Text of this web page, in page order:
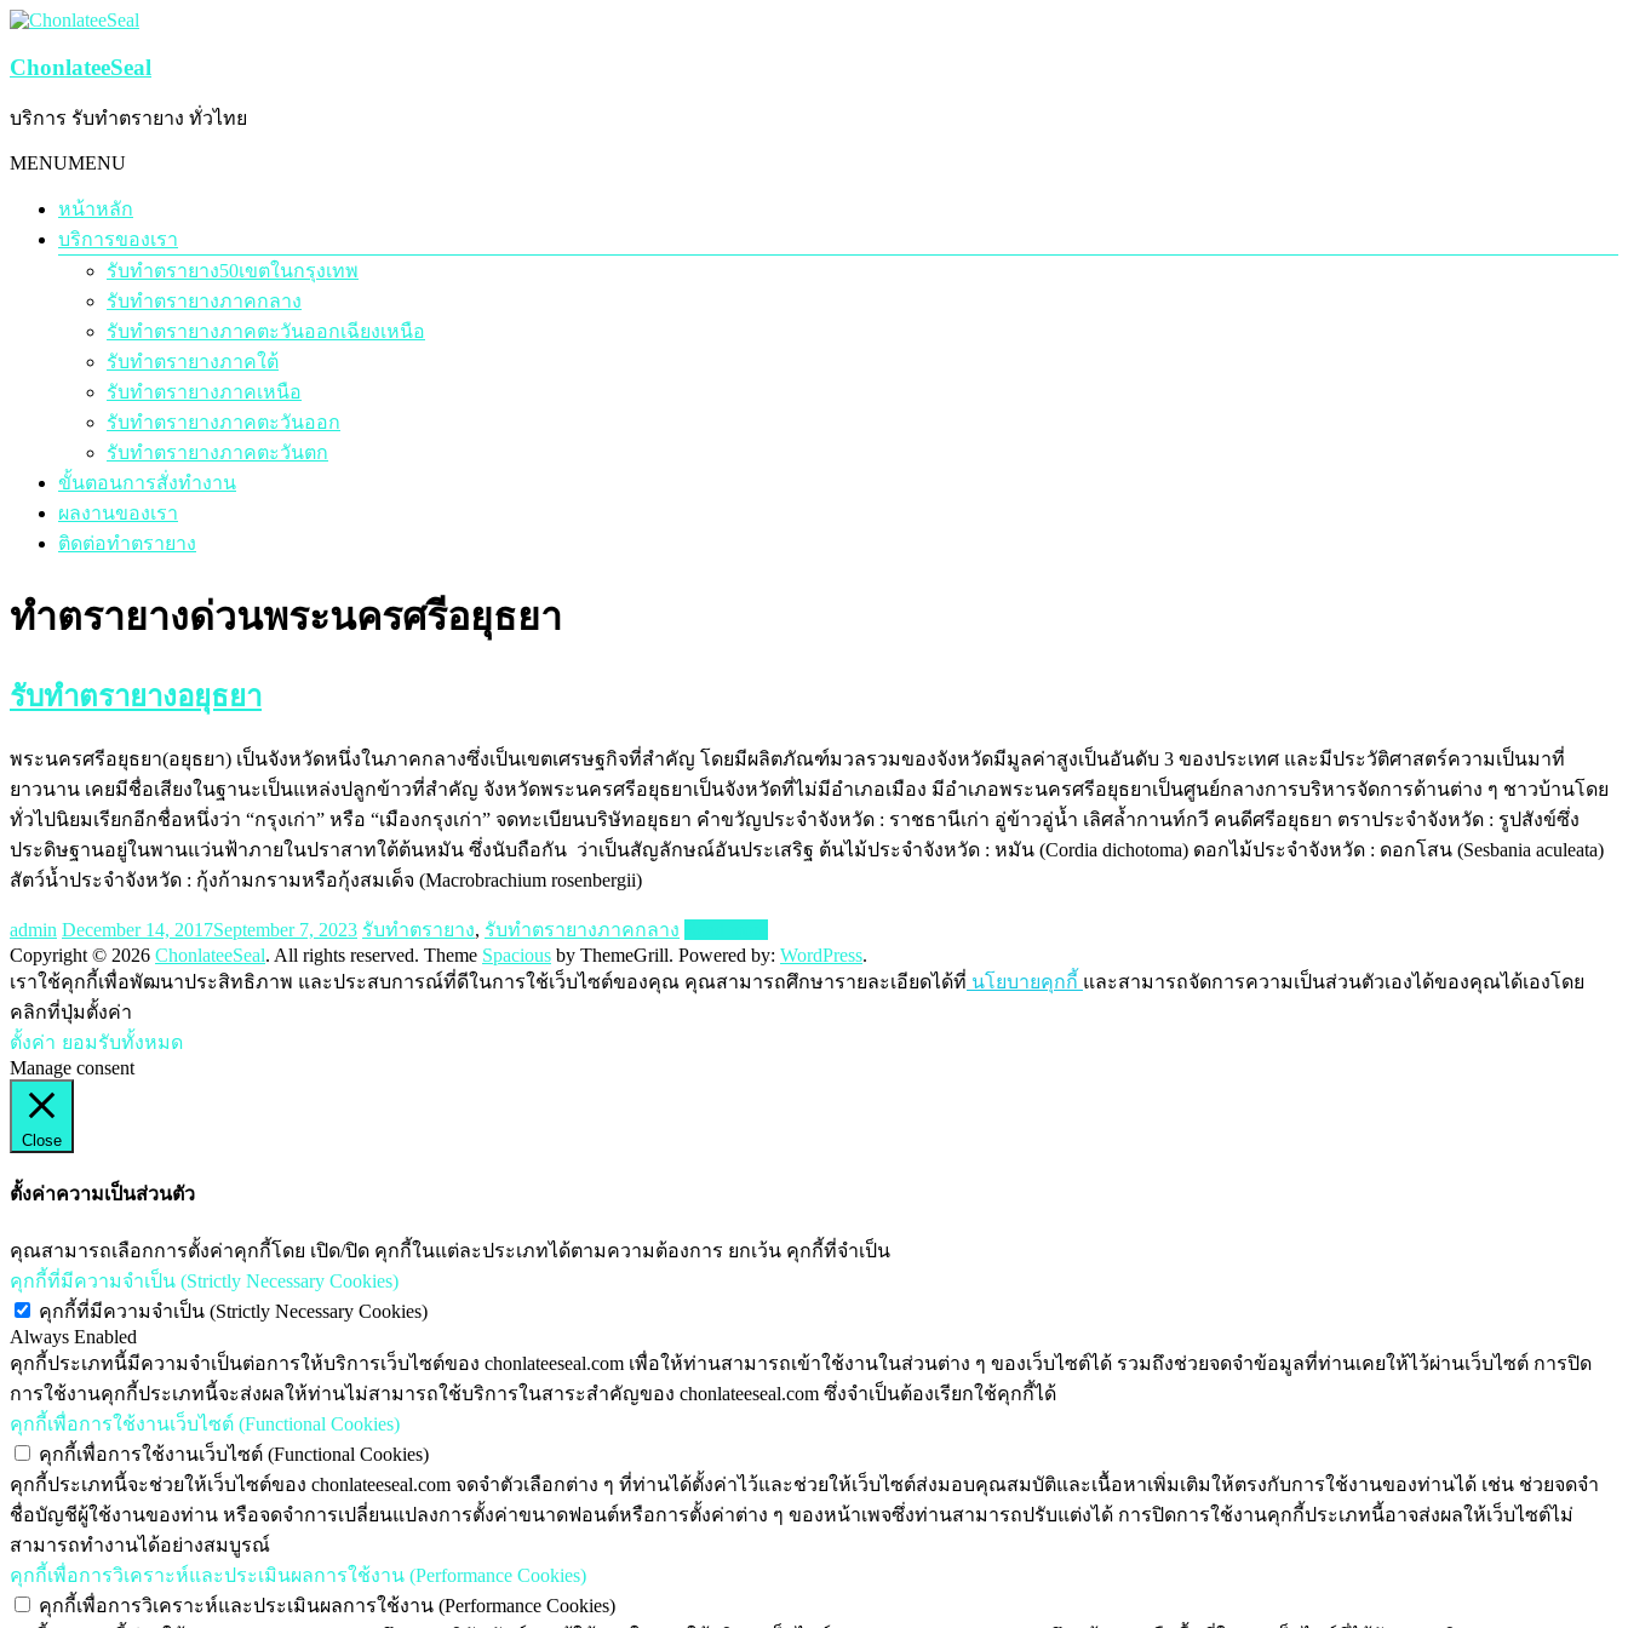
Skip
content
ChonlateeSeal
บริการ รับทำตรายาง ทั่วไทย
Menu
MENUMENU
หน้าหลัก
บริการของเรา
รับทำตรายาง50เขตในกรุงเทพ
รับทำตรายางภาคกลาง
รับทำตรายางภาคตะวันออกเฉียงเหนือ
รับทำตรายางภาคใต้
รับทำตรายางภาคเหนือ
รับทำตรายางภาคตะวันออก
รับทำตรายางภาคตะวันตก
ขั้นตอนการสั่งทำงาน
ผลงานของเรา
ติดต่อทำตรายาง
ทำตรายางด่วนพระนครศรีอยุธยา
รับทำตรายางอยุธยา
พระนครศรีอยุธยา(อยุธยา) เป็นจังหวัดหนึ่งในภาคกลางซึ่งเป็นเขตเศรษฐกิจที่สำคัญ โดยมีผลิตภัณฑ์มวลรวมของจังหวัดมีมูลค่าสูงเป็นอันดับ 3 ของประเทศ และมีประวัติศาสตร์ความเป็นมาที่
ยาวนาน เคยมีชื่อเสียงในฐานะเป็นแหล่งปลูกข้าวที่สำคัญ จังหวัดพระนครศรีอยุธยาเป็นจังหวัดที่ไม่มีอำเภอเมือง มีอำเภอพระนครศรีอยุธยาเป็นศูนย์กลางการบริหารจัดการด้านต่าง ๆ ชาวบ้านโดย
ทั่วไปนิยมเรียกอีกชื่อหนึ่งว่า “กรุงเก่า” หรือ “เมืองกรุงเก่า” จดทะเบียนบริษัทอยุธยา คำขวัญประจำจังหวัด : ราชธานีเก่า อู่ข้าวอู่น้ำ เลิศล้ำกานท์กวี คนดีศรีอยุธยา ตราประจำจังหวัด : รูปสังข์ซึ่ง
ประดิษฐานอยู่ในพานแว่นฟ้าภายในปราสาทใต้ต้นหมัน ซึ่งนับถือกัน ว่าเป็นสัญลักษณ์อันประเสริฐ ต้นไม้ประจำจังหวัด : หมัน (Cordia dichotoma) ดอกไม้ประจำจังหวัด : ดอกโสน (Sesbania aculeata)
สัตว์น้ำประจำจังหวัด : กุ้งก้ามกรามหรือกุ้งสมเด็จ (Macrobrachium rosenbergii)
admin December 14, 2017September 7, 2023 รับทำตรายาง, รับทำตรายางภาคกลาง
Copyright © 2026 ChonlateeSeal. All rights reserved. Theme Spacious by ThemeGrill. Powered by: WordPress.
เราใช้คุกกี้เพื่อพัฒนาประสิทธิภาพ และประสบการณ์ที่ดีในการใช้เว็บไซต์ของคุณ คุณสามารถศึกษารายละเอียดได้ที่ นโยบายคุกกี้ และสามารถจัดการความเป็นส่วนตัวเองได้ของคุณได้เองโดย
คลิกที่ปุ่มตั้งค่า
ตั้งค่า ยอมรับทั้งหมด
Manage consent
Close
ตั้งค่าความเป็นส่วนตัว
คุณสามารถเลือกการตั้งค่าคุกกี้โดย เปิด/ปิด คุกกี้ในแต่ละประเภทได้ตามความต้องการ ยกเว้น คุกกี้ที่จำเป็น
คุกกี้ที่มีความจำเป็น (Strictly Necessary Cookies)
คุกกี้ที่มีความจำเป็น (Strictly Necessary Cookies)
Always Enabled
คุกกี้ประเภทนี้มีความจำเป็นต่อการให้บริการเว็บไซต์ของ chonlateeseal.com เพื่อให้ท่านสามารถเข้าใช้งานในส่วนต่าง ๆ ของเว็บไซต์ได้ รวมถึงช่วยจดจำข้อมูลที่ท่านเคยให้ไว้ผ่านเว็บไซต์ การปิด
การใช้งานคุกกี้ประเภทนี้จะส่งผลให้ท่านไม่สามารถใช้บริการในสาระสำคัญของ chonlateeseal.com ซึ่งจำเป็นต้องเรียกใช้คุกกี้ได้
คุกกี้เพื่อการใช้งานเว็บไซต์ (Functional Cookies)
คุกกี้เพื่อการใช้งานเว็บไซต์ (Functional Cookies)
คุกกี้ประเภทนี้จะช่วยให้เว็บไซต์ของ chonlateeseal.com จดจำตัวเลือกต่าง ๆ ที่ท่านได้ตั้งค่าไว้และช่วยให้เว็บไซต์ส่งมอบคุณสมบัติและเนื้อหาเพิ่มเติมให้ตรงกับการใช้งานของท่านได้ เช่น ช่วยจดจำ
ชื่อบัญชีผู้ใช้งานของท่าน หรือจดจำการเปลี่ยนแปลงการตั้งค่าขนาดฟอนต์หรือการตั้งค่าต่าง ๆ ของหน้าเพจซึ่งท่านสามารถปรับแต่งได้ การปิดการใช้งานคุกกี้ประเภทนี้อาจส่งผลให้เว็บไซต์ไม่
สามารถทำงานได้อย่างสมบูรณ์
คุกกี้เพื่อการวิเคราะห์และประเมินผลการใช้งาน (Performance Cookies)
คุกกี้เพื่อการวิเคราะห์และประเมินผลการใช้งาน (Performance Cookies)